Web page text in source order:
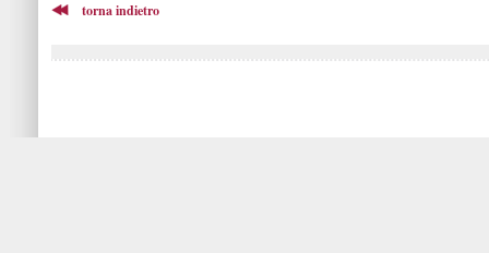
torna indietro